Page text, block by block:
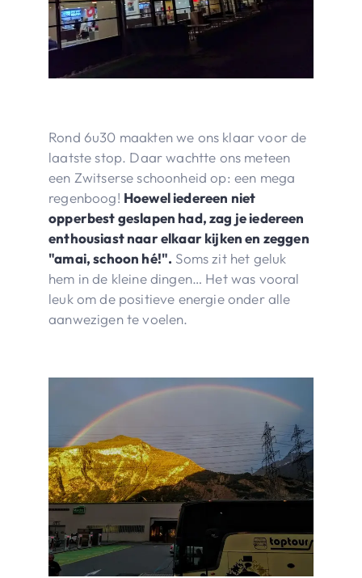
Rond 6u30 maakten we ons klaar voor de
laatste stop. Daar wachtte ons meteen
een Zwitserse schoonheid op: een mega
regenboog! Hoewel iedereen niet
opperbest geslapen had, zag je iedereen
enthousiast naar elkaar kijken en zeggen
"amai, schoon hé!". Soms zit het geluk
hem in de kleine dingen… Het was vooral
leuk om de positieve energie onder alle
aanwezigen te voelen.